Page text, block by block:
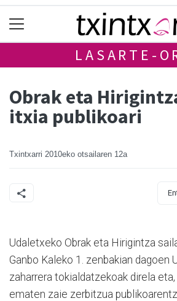
LASARTE-
Obrak eta
itxia publikoari
Txintxarri 2010eko otsailaren 12a
Udaletxeko Obrak eta Hirigintza
Ganbo Kaleko 1. zenbakian dagoen
zaharrera tokialdatzekoak direla
ematen zaie zerbitzua